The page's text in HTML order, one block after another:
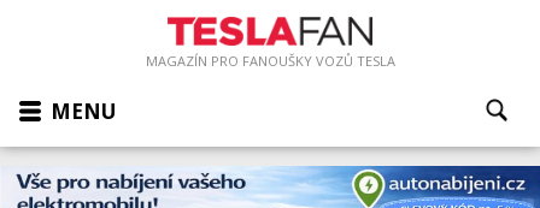
MAGAZÍN PRO FANOUŠKY VOZŮ TESLA
MENU